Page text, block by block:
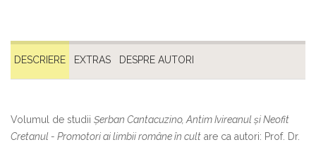
DESCRIERE EXTRAS DESPRE AUTORI
Volumul de studii Șerban Cantacuzino, Antim Ivireanul și Neofit
Cretanul - Promotori ai limbii române în cult are ca autori: Prof. Dr.